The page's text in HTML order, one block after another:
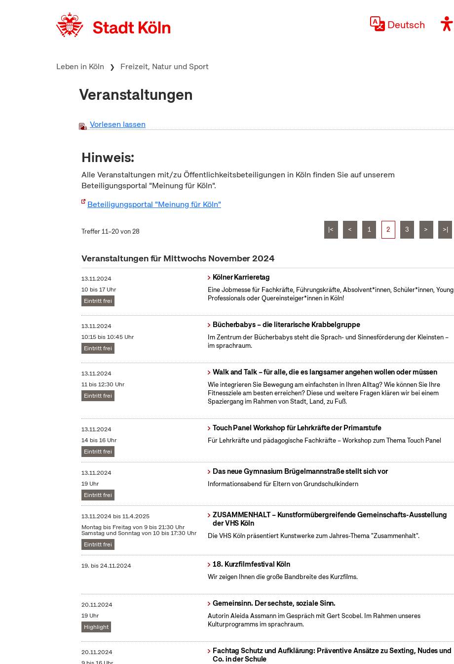
Deutsch
Leben in Köln Freizeit, Natur und Sport
Veranstaltungen
Vorlesen lassen
Hinweis:
Alle Veranstaltungen mit/zu Öffentlichkeitsbeteiligungen in Köln finden Sie auf unserem
Beteiligungsportal "Meinung für Köln".
Beteiligungsportal "Meinung für Köln"
Treffer 11–20 von 28 |< < 1 2 3 > >|
Veranstaltungen für Mittwochs November 2024
13.11.2024
10 bis 17 Uhr
Eintritt frei
Kölner Karrieretag
Eine Jobmesse für Fachkräfte, Führungskräfte, Absolvent*innen, Schüler*innen, Young
Professionals oder Quereinsteiger*innen in Köln!
13.11.2024
10:15 bis 10:45 Uhr
Eintritt frei
Bücherbabys – die literarische Krabbelgruppe
Im Zentrum der Bücherbabys steht die Sprach- und Sinnesförderung der Kleinsten –
im sprachraum.
13.11.2024
11 bis 12:30 Uhr
Eintritt frei
Walk and Talk – für alle, die es langsamer angehen wollen oder müssen
Wie integrieren Sie Bewegung am einfachsten in Ihren Alltag? Wie können Sie Ihre
Fitnessziele am besten erreichen? Diese und weitere Fragen klären wir bei einem
Spaziergang im Rahmen von Stadt, Land, zu Fuß.
13.11.2024
14 bis 16 Uhr
Eintritt frei
Touch Panel Workshop für Lehrkräfte der Primarstufe
Für Lehrkräfte und pädagogische Fachkräfte – Workshop zum Thema Touch Panel
13.11.2024
19 Uhr
Eintritt frei
Das neue Gymnasium Brügelmannstraße stellt sich vor
Informationsabend für Eltern von Grundschulkindern
13.11.2024 bis11.4.2025
Montag bis Freitag von 9 bis 21:30 Uhr
Samstag und Sonntag von 10 bis 17:30 Uhr
Eintritt frei
ZUSAMMENHALT – Kunstformübergreifende Gemeinschafts-Ausstellung
der VHS Köln
Die VHS Köln präsentiert Kunstwerke zum Jahres-Thema "Zusammenhalt".
19. bis24.11.2024 18. Kurzfilmfestival Köln
Wir zeigen Ihnen die große Bandbreite des Kurzfilms.
20.11.2024
19 Uhr
Highlight
Gemeinsinn. Der sechste, soziale Sinn.
Autorin Aleida Assmann im Gespräch mit Gert Scobel. Im Rahmen unseres
Kulturprogramms im sprachraum.
20.11.2024
Fachtag Schutz und Aufklärung: Präventive Ansätze zu Sexting, Nudes und
Co. in der Schule